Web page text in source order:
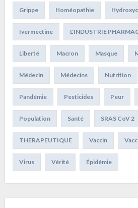
Grippe Homéopathie
Ivermectine L'INDUSTRIE
Liberté Macron Masque
Médecin Médecins Nutrition
Pandémie Pesticides Peur
Population Santé SRAS CoV 2
THERAPEUTIQUE Vaccin
Virus Vérité Épidémie